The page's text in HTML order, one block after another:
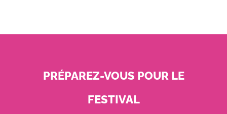
PRÉPAREZ-VOUS POUR LE
FESTIVAL